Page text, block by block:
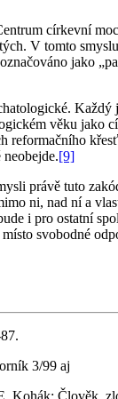
církevní
V tomto
jako
věku jako
[9]
právě tuto
ni, nad ní a
i pro ostatní
svobodné
3/99 aj
Kohák: Člověk,